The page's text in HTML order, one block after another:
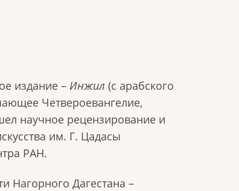
издание – Инжил (с арабского
Четвероевангелие,
научное рецензирование и
им. Г. Цадасы
РАН.
Нагорного Дагестана –